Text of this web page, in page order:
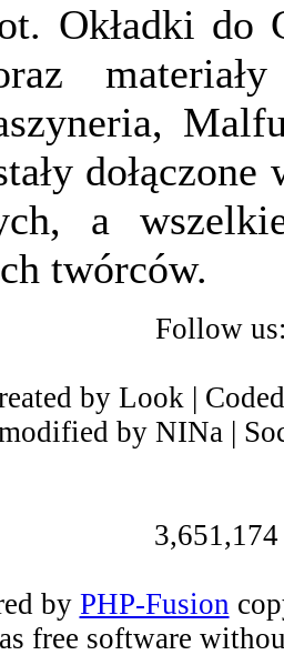
Okładki do
a
twórców.
Follow
by Look |
by NINa |
by PHP-Fusion
free software